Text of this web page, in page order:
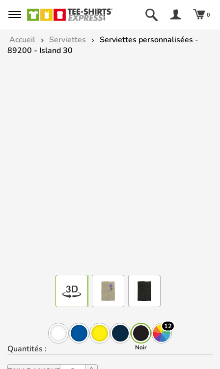
0
Accueil Serviettes
Serviettes personnalisées -
89200 - Island 30
Noir
12
Quantités :